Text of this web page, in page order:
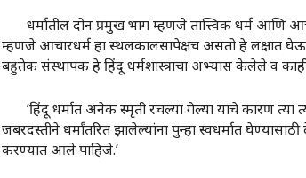
धर्मातील दोन प्रमुख भाग म्हणजे तात्त्विक धर्म आणि
म्हणजे आचारधर्म हा स्थलकालसापेक्षच असतो हे लक्षात घेऊन
बहुतेक संस्थापक हे हिंदू धर्मशास्त्राचा अभ्यास केलेले व
‌‘हिंदू धर्मात अनेक स्मृती रचल्या गेल्या याचे कारण त्या
जबरदस्तीने धर्मांतरित झालेल्यांना पुन्हा स्वधर्मात
करण्यात आले पाहिजे.‌’